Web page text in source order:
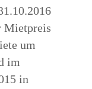
Mietpreis
um
im
in